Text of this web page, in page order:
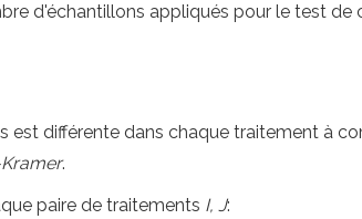
d'échantillons appliqués pour le test
différente dans chaque traitement à
.
paire de traitements I, J: